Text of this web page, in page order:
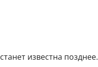
известна позднее.